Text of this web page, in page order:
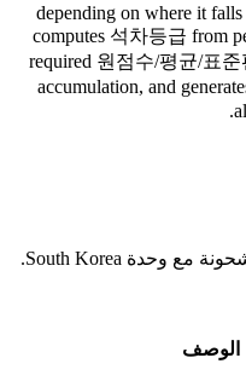
depending on where it
computes 석차등급 from
required 원점수/평균/표준
accumulation, and
نطاقات الدرجات المعدّة مسبقًا والمشحونة مع وحدة South Korea.
الوصف